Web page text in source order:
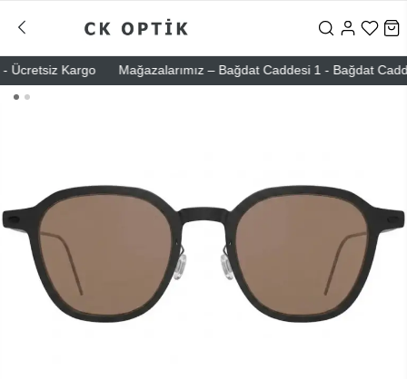
Kargo Mağazalarımız – Bağdat Caddesi 1 - Bağdat